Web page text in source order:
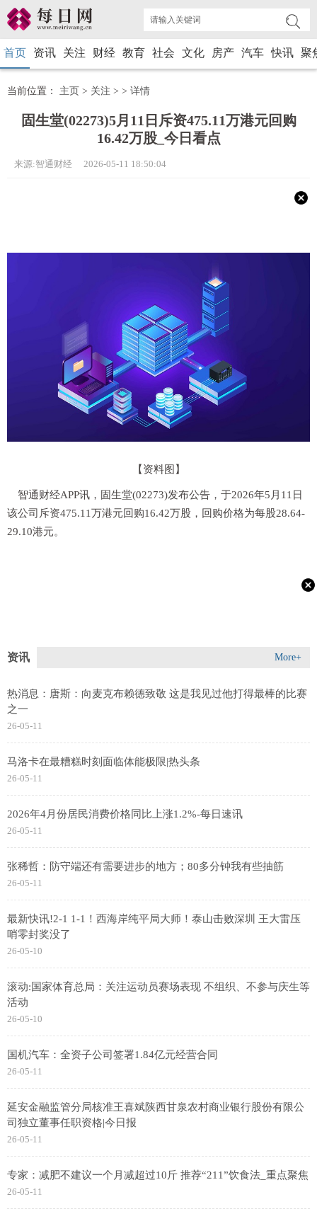
首页 资讯 关注 财经 教育 社会 文化 房产 汽车 快讯 聚
当前位置： 主页 > 关注 > > 详情
固生堂(02273)5月11日斥资475.11万港元回购
16.42万股_今日看点
来源:智通财经 2026-05-11 18:50:04
【资料图】
智通财经APP讯，固生堂(02273)发布公告，于2026年5月11日
该公司斥资475.11万港元回购16.42万股，回购价格为每股28.64-
29.10港元。
资讯 More+
热消息：唐斯：向麦克布赖德致敬 这是我见过他打得最棒的比赛
之一
26-05-11
马洛卡在最糟糕时刻面临体能极限|热头条
26-05-11
2026年4月份居民消费价格同比上涨1.2%-每日速讯
26-05-11
张稀哲：防守端还有需要进步的地方；80多分钟我有些抽筋
26-05-11
最新快讯!2-1 1-1！西海岸纯平局大师！泰山击败深圳 王大雷压
哨零封奖没了
26-05-10
滚动:国家体育总局：关注运动员赛场表现 不组织、不参与庆生等
活动
26-05-10
国机汽车：全资子公司签署1.84亿元经营合同
26-05-11
延安金融监管分局核准王喜斌陕西甘泉农村商业银行股份有限公
司独立董事任职资格|今日报
26-05-11
专家：减肥不建议一个月减超过10斤 推荐“211”饮食法_重点聚焦
26-05-11